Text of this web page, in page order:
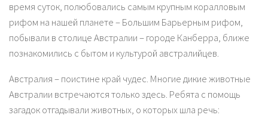
время суток, полюбовались самым крупным коралловым
рифом на нашей планете – Большим Барьерным рифом,
побывали в столице Австралии – городе Канберра, ближе
познакомились с бытом и культурой австралийцев.
Австралия – поистине край чудес. Многие дикие животные
Австралии встречаются только здесь. Ребята с помощь
загадок отгадывали животных, о которых шла речь: